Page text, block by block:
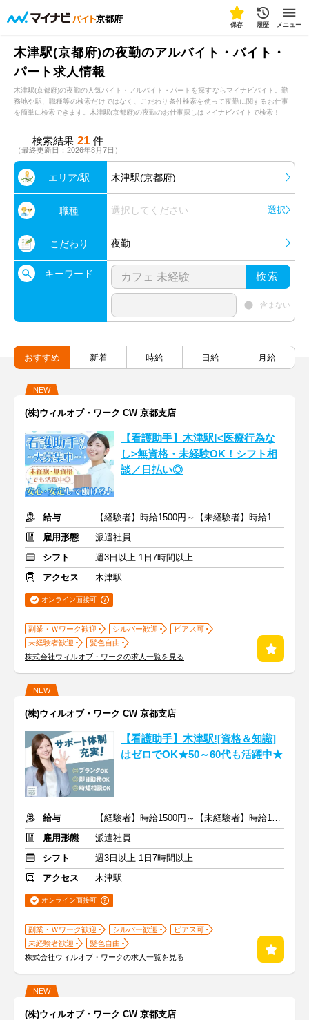
京都府
保存 履歴 メニュー
木津駅(京都府)の夜勤のアルバイト・バイト・
パート求人情報
木津駅(京都府)の夜勤の人気バイト・アルバイト・パートを探すならマイナビバイト。勤
務地や駅、職種等の検索だけではなく、こだわり条件検索を使って夜勤に関するお仕事
を簡単に検索できます。木津駅(京都府)の夜勤のお仕事探しはマイナビバイトで検索！
検索結果 21 件
（最終更新日：2026年8月7日）
エリア/駅 木津駅(京都府)
職種 選択してください 選択
こだわり 夜勤
キーワード 検索
含まない
おすすめ 新着 時給 日給 月給
NEW
(株)ウィルオブ・ワーク CW 京都支店
【看護助手】木津駅!<医療行為な
し>無資格・未経験OK！シフト相
談／日払い◎
給与
【経験者】時給1500円～【未経験者】時給1400円～ ＋交通費
雇用形態
派遣社員
シフト
週3日以上 1日7時間以上
アクセス
木津駅
オンライン面接可
副業・Ｗワーク歓迎 シルバー歓迎
ピアス可
未経験者歓迎
髪色自由
株式会社ウィルオブ・ワークの求人一覧を見る
NEW
(株)ウィルオブ・ワーク CW 京都支店
【看護助手】木津駅![資格＆知識]
はゼロでOK★50～60代も活躍中★
給与
【経験者】時給1500円～【未経験者】時給1400円～ ＋交通費
雇用形態
派遣社員
シフト
週3日以上 1日7時間以上
アクセス
木津駅
オンライン面接可
副業・Ｗワーク歓迎 シルバー歓迎
ピアス可
未経験者歓迎
髪色自由
株式会社ウィルオブ・ワークの求人一覧を見る
NEW
(株)ウィルオブ・ワーク CW 京都支店